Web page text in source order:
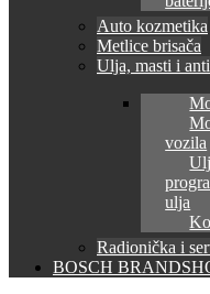
Auto kozmetika
Metlice brisača
Ulja, masti i
vozila
ulja
Radionička i
BOSCH